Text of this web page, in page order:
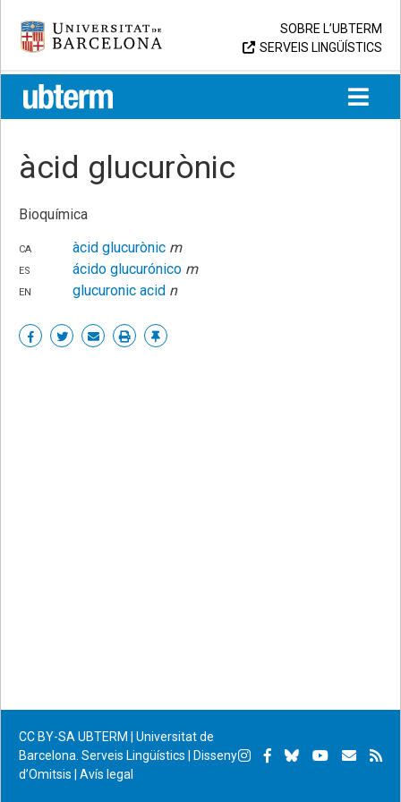
content
Universitat de Barcelona
SOBRE L’UBTERM
SERVEIS LINGÜÍSTICS
UB > UBTERM
àcid glucurònic
Bioquímica
ca
àcid glucurònic m
es
ácido glucurónico m
en
glucuronic acid n
Share ShareSharePrint Enllaç
CC BY-SA UBTERM | Universitat de
Barcelona. Serveis Lingüístics
Disseny
d’Omitsis
Avís legal
Instagram
Facebook
BlueskyYouTube